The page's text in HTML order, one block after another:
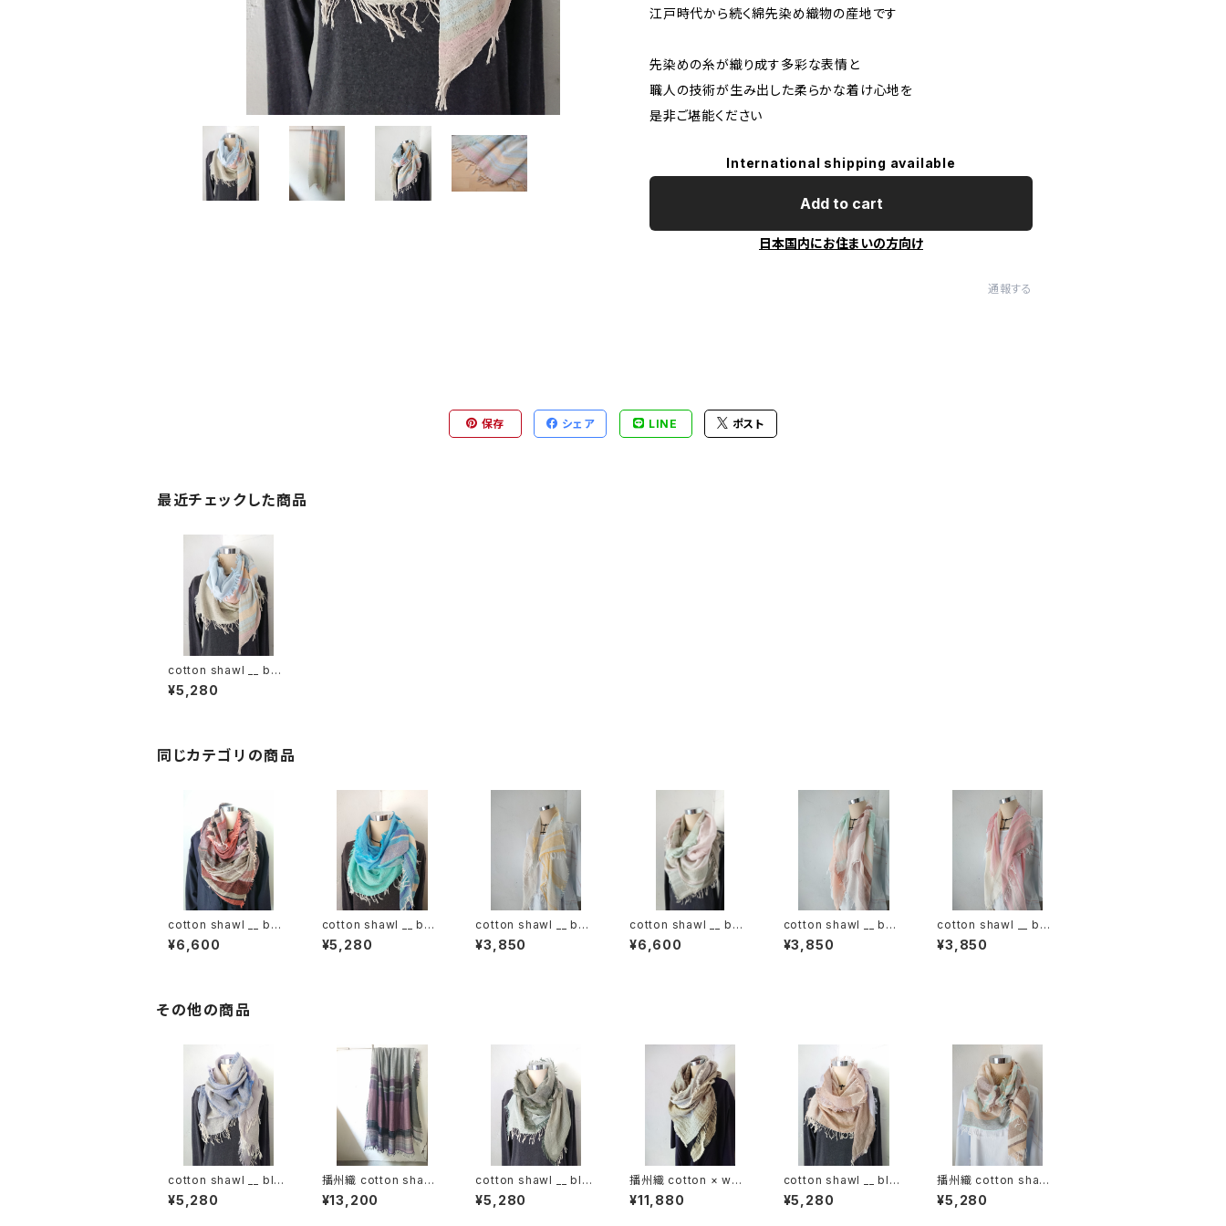
江戸時代から続く綿先染め織物の産地です
先染めの糸が織り成す多彩な表情と
職人の技術が生み出した柔らかな着け心地を
是非ご堪能ください
International shipping available
Add to cart
日本国内にお住まいの方向け
通報する
保存 シェア LINE ポスト
最近チェックした商品
cotton shawl __ bor
der 160 薄霞w
¥5,280
同じカテゴリの商品
cotton shawl __ bor
der 220
¥6,600
cotton shawl __ bor
der 160 海嶺w
¥5,280
cotton shawl __ bor
der 120 蒲公英w
¥3,850
cotton shawl __ bor
der 220
¥6,600
cotton shawl __ bor
der 120 春麗w
¥3,850
cotton shawl __ bor
der 120 桜花w
¥3,850
その他の商品
cotton shawl __ blo
ck 160 桔梗w
¥5,280
播州織 cotton shawl
__ border 220-120
紫電GK
¥13,200
cotton shawl __ blo
ck 160 深閑w
¥5,280
播州織 cotton × woo
l shawl __ block 220
枯芒K
¥11,880
cotton shawl __ blo
ck 160 木通w
¥5,280
播州織 cotton shawl
__ border 160 啓蟄w
¥5,280